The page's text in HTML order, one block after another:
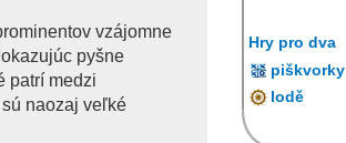
vzájomne
pyšne
patrí medzi
naozaj veľké
Hry pro dva
piškvorky
lodě